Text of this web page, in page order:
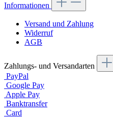
Informationen
Versand und Zahlung
Widerruf
AGB
Zahlungs- und Versandarten
PayPal
Google Pay
Apple Pay
Banktransfer
Card